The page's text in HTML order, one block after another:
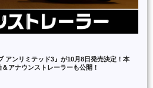
アンリミテッド3』が10月8日発売決定！本
アナウンストレーラーも公開！